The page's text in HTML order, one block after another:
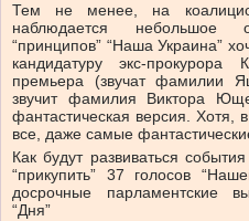
Тем не менее, на
наблюдается небольшое
“принципов” “Наша Украина”
кандидатуру экс-
премьера (звучат фамилии
звучит фамилия Виктора
фантастическая версия. Хотя,
все, даже самые
Как будут развиваться
“прикупить” 37 голосов
досрочные парламентские
“Дня”